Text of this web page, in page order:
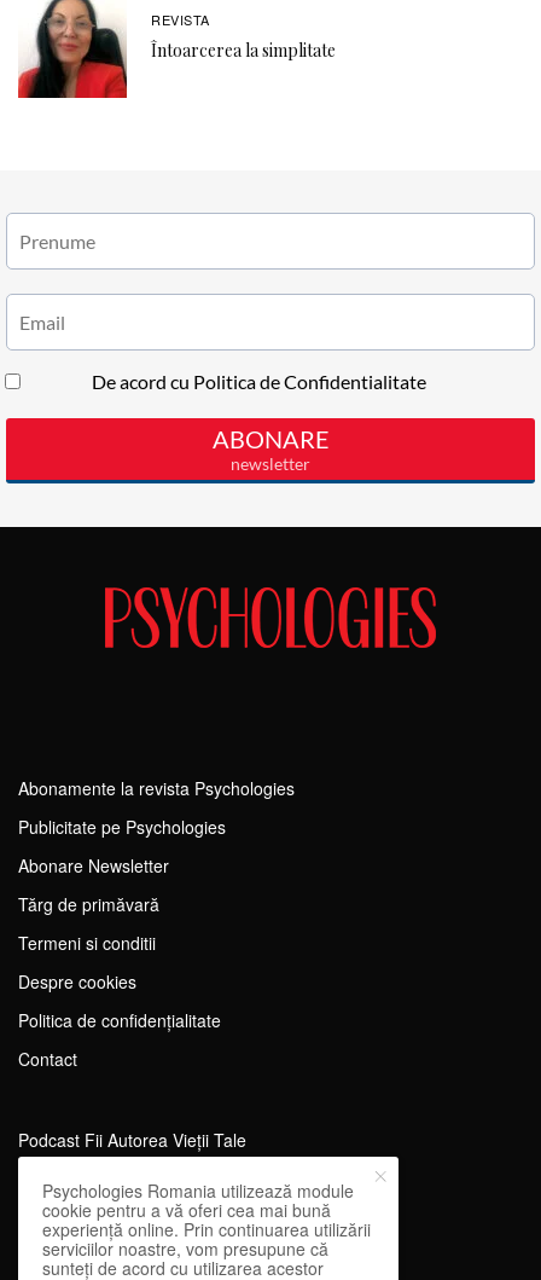
REVISTA
Întoarcerea la simplitate
Abonamente la revista Psychologies
Publicitate pe Psychologies
Abonare Newsletter
Tărg de primăvară
Termeni si conditii
Despre cookies
Politica de confidențialitate
Contact
Podcast Fii Autorea Vieții Tale
Evenimente Fii Autoarea Vieții Tale!
SportEdu
Antrenament Mental pentru Sportivi
Psychologies Romania utilizează module
cookie pentru a vă oferi cea mai bună
experiență online. Prin continuarea utilizării
serviciilor noastre, vom presupune că
sunteți de acord cu utilizarea acestor